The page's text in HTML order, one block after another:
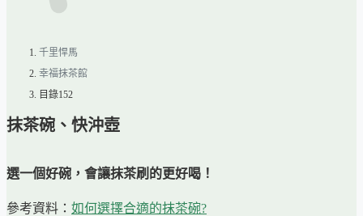
千里悍馬
幸福抹茶館
目錄152
抹茶碗、快沖壺
選一個好碗，會讓抹茶刷的更好喝！
參考資料： 如何選擇合適的抹茶碗?